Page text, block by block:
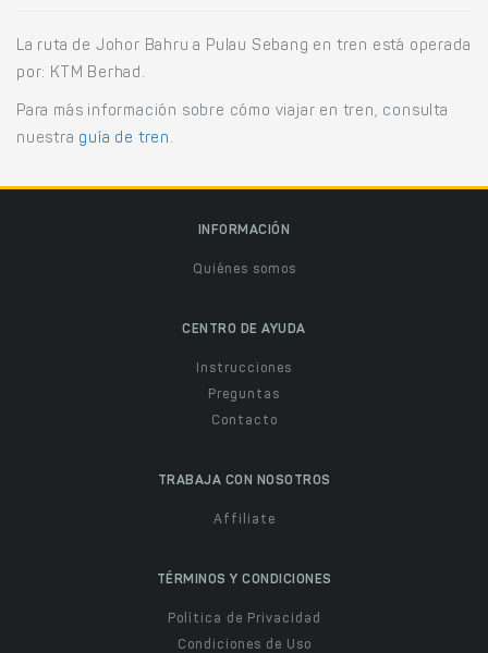
La ruta de Johor Bahru a Pulau Sebang en tren está operada
por: KTM Berhad.
Para más información sobre cómo viajar en tren, consulta
nuestra guía de tren .
INFORMACIÓN
Quiénes somos
CENTRO DE AYUDA
Instrucciones
Preguntas
Contacto
TRABAJA CON NOSOTROS
Affiliate
TÉRMINOS Y CONDICIONES
Política de Privacidad
Condiciones de Uso